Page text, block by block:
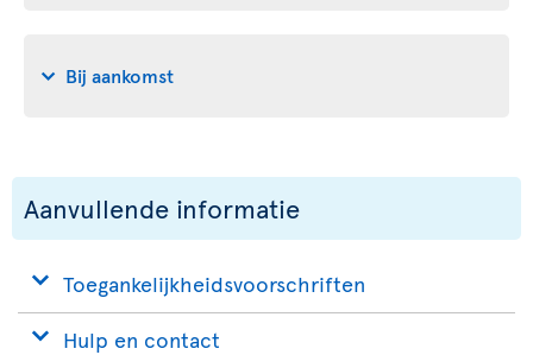
Bij aankomst
Aanvullende informatie
Toegankelijkheidsvoorschriften
Hulp en contact